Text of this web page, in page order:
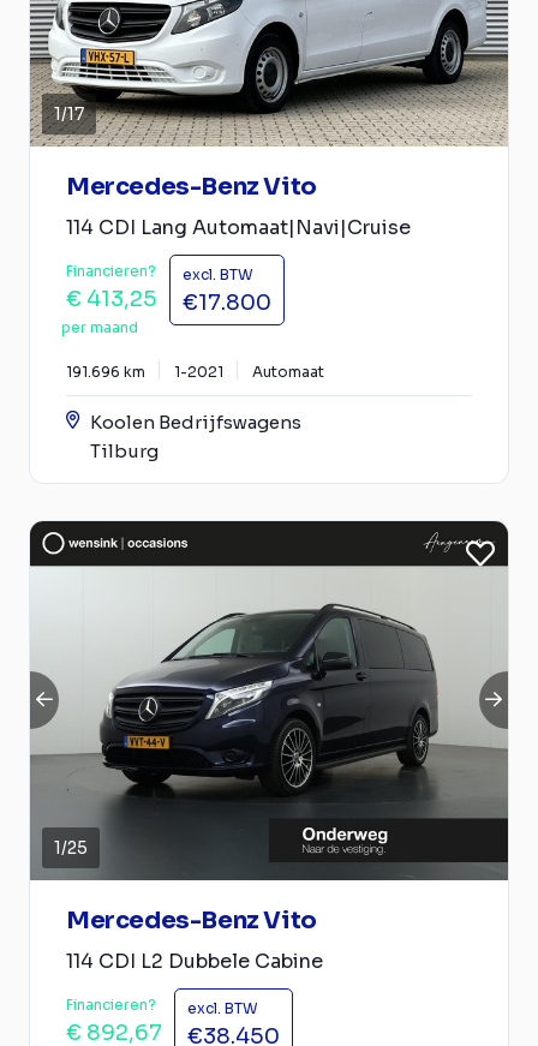
1/17
Mercedes-Benz Vito
114 CDI Lang Automaat|Navi|Cruise
Financieren?
€ 413,25
per maand
excl. BTW
€17.800
191.696 km 1-2021 Automaat
Koolen Bedrijfswagens
Tilburg
1/25
Mercedes-Benz Vito
114 CDI L2 Dubbele Cabine
Financieren?
€ 892,67
excl. BTW
€38.450